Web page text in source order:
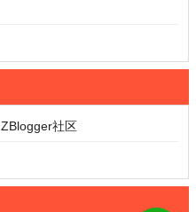
ZBlogger社区